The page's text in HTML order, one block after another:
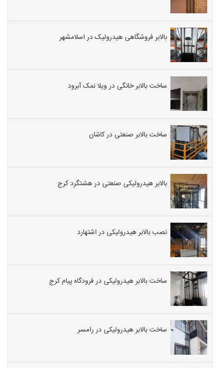
بالابر فروشگاهی هیدرولیک در اسلامشهر
ساخت بالابر خانگی در ویلا نمک آبرود
ساخت بالابر صنعتی در کاشان
بالابر هیدرولیکی صنعتی در هشتگرد کرج
نصب بالابر هیدرولیکی در اشتهارد
ساخت بالابر هیدرولیکی در فرودگاه پیام کرج
ساخت بالابر هیدرولیکی در رامسر